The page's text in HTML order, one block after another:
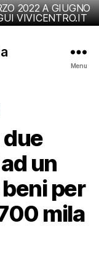
2022 A GIUGNO
VIVICENTRO.IT
Menu
un
per
mila